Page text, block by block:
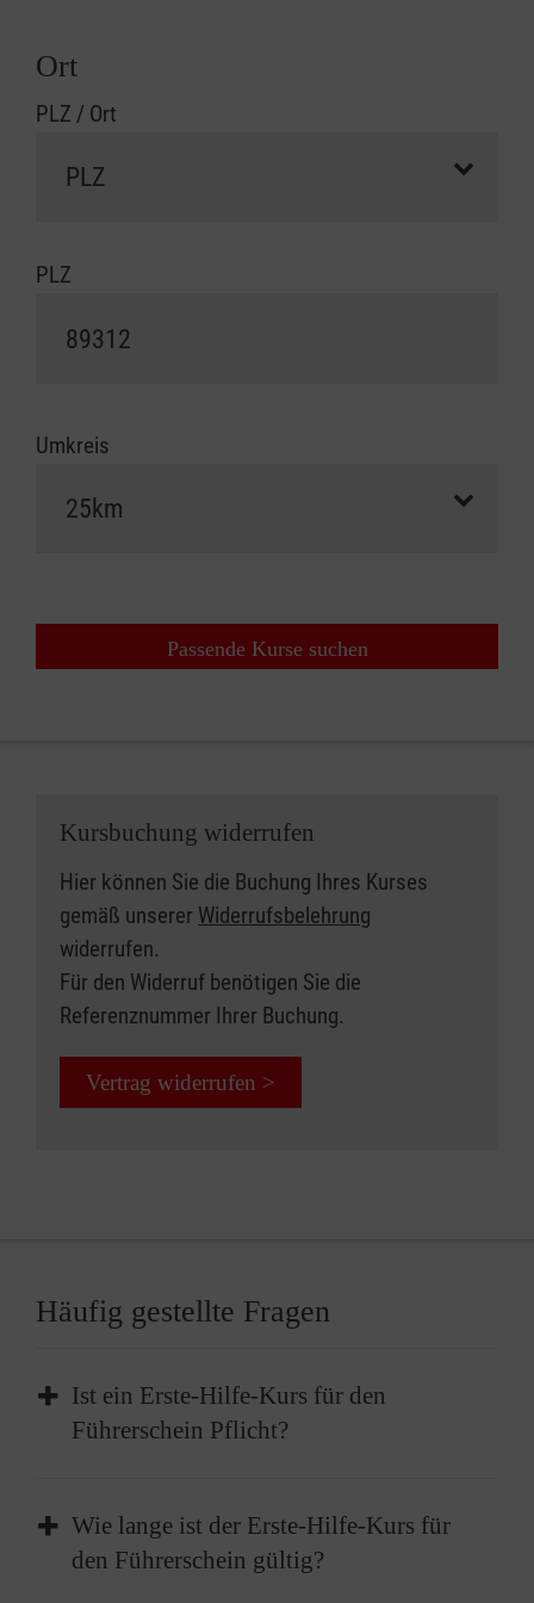
Ort
PLZ / Ort
PLZ
Umkreis
Passende Kurse suchen
Kursbuchung widerrufen
Hier können Sie die Buchung Ihres Kurses
gemäß unserer Widerrufsbelehrung
widerrufen.
Für den Widerruf benötigen Sie die
Referenznummer Ihrer Buchung.
Vertrag widerrufen >
Häufig gestellte Fragen
Ist ein Erste-Hilfe-Kurs für den
Führerschein Pflicht?
Die Teilnahme an einem Erste-Hilfe-Kurs ist
Pflicht, bevor Sie Ihren Führerschein erhalten
können. Vor der Führerscheinprüfung müssen
Wie lange ist der Erste-Hilfe-Kurs für
den Führerschein gültig?